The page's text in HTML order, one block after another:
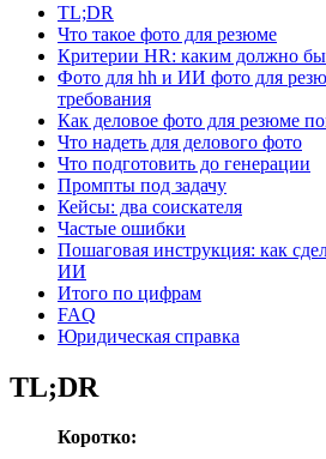
TL;DR
Что такое фото для резюме
Критерии HR: каким должно
Фото для hh и ИИ фото для
требования
Как деловое фото для резюме
Что надеть для делового фото
Что подготовить до генерации
Промпты под задачу
Кейсы: два соискателя
Частые ошибки
Пошаговая инструкция: как
ИИ
Итого по цифрам
FAQ
Юридическая справка
TL;DR
Коротко: